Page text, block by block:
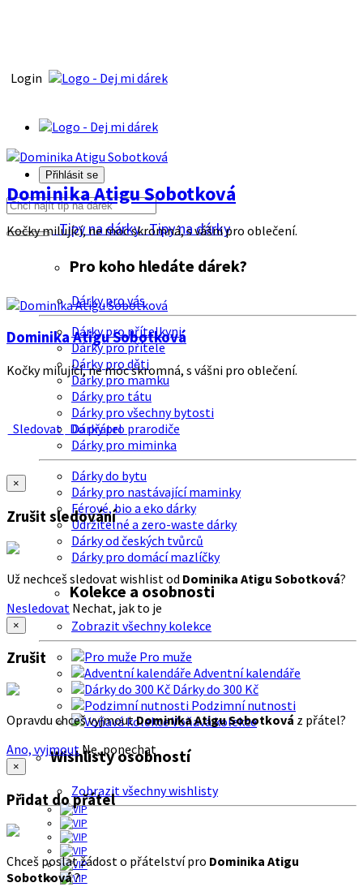
Login
Přihlásit se
Tipy na dárkyTipy na dárky
Pro koho hledáte dárek?
Dárky pro vás
Dárky pro přítelkyni
Dárky pro přítele
Dárky pro děti
Dárky pro mamku
Dárky pro tátu
Dárky pro všechny bytosti
Dárky pro prarodiče
Dárky pro miminka
Dárky do bytu
Dárky pro nastávající maminky
Férové, bio a eko dárky
Udržitelné a zero-waste dárky
Dárky od českých tvůrců
Dárky pro domácí mazlíčky
Kolekce a osobnosti
Zobrazit všechny kolekce
Pro muže
Adventní kalendáře
Dárky do 300 Kč
Podzimní nutnosti
Voňavá kolekce
Wishlisty osobností
Zobrazit všechny wishlisty
Dominika Atigu Sobotková
Kočky milující, ne moc skromná, s vášni pro oblečení.
Dominika Atigu Sobotková
Kočky milující, ne moc skromná, s vášni pro oblečení.
Sledovat Do přátel
×
Zrušit sledování
Už nechceš sledovat wishlist od Dominika Atigu Sobotková?
Nesledovat Nechat, jak to je
×
Zrušit
Opravdu chceš vyjmoutDominika Atigu Sobotková z přátel?
Ano, vyjmout Ne, ponechat
×
Přidat do přátel
Chceš poslat žádost o přátelství pro Dominika Atigu
Sobotková?